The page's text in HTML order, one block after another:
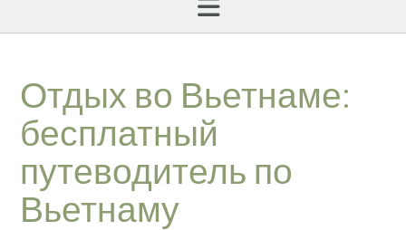
Отдых во Вьетнаме:
бесплатный
путеводитель по
Вьетнаму